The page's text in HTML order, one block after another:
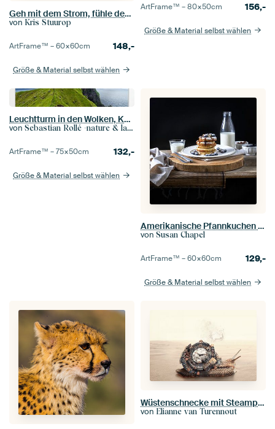
Geh mit dem Strom, fühle den Strom, sei der Strom...
von Kris Stuurop
ArtFrame™ –60×60cm 148,-
Größe & Material selbst wählen
ArtFrame™ –80×50cm 156,-
Größe & Material selbst wählen
Leuchtturm in den Wolken, Kallur, Kalsoy, Färöer Inseln
von Sebastian Rollé -nature & landscape photography
ArtFrame™ –75×50cm 132,-
Größe & Material selbst wählen
Amerikanische Pfannkuchen mit Heidelbeeren
von Susan Chapel
ArtFrame™ –60×60cm 129,-
Größe & Material selbst wählen
Wüstenschnecke mit Steampunk-Tönung - Faszinierende Kreativität und Anpassungsfähigkeit
von Elianne van Turennout